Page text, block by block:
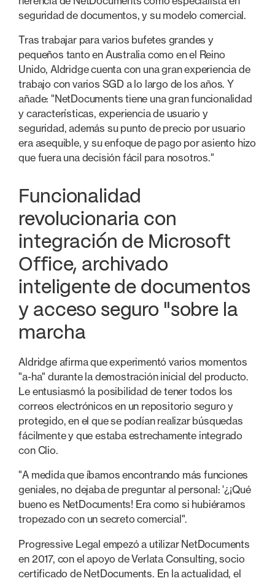
seguridad de documentos, y su modelo comercial.
Tras trabajar para varios bufetes grandes y
pequeños tanto en Australia como en el Reino
Unido, Aldridge cuenta con una gran experiencia de
trabajo con varios SGD a lo largo de los años. Y
añade: "NetDocuments tiene una gran funcionalidad
y características, experiencia de usuario y
seguridad, además su punto de precio por usuario
era asequible, y su enfoque de pago por asiento hizo
que fuera una decisión fácil para nosotros."
Funcionalidad
revolucionaria con
integración de Microsoft
Office, archivado
inteligente de documentos
y acceso seguro "sobre la
marcha
Aldridge afirma que experimentó varios momentos
"a-ha" durante la demostración inicial del producto.
Le entusiasmó la posibilidad de tener todos los
correos electrónicos en un repositorio seguro y
protegido, en el que se podían realizar búsquedas
fácilmente y que estaba estrechamente integrado
con Clio.
"A medida que íbamos encontrando más funciones
geniales, no dejaba de preguntar al personal: '¿¡Qué
bueno es NetDocuments! Era como si hubiéramos
tropezado con un secreto comercial".
Progressive Legal empezó a utilizar NetDocuments
en 2017, con el apoyo de Verlata Consulting, socio
certificado de NetDocuments. En la actualidad, el